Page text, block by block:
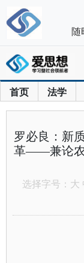
首页 法学
罗必良：新
革——兼论农
选择字号： 大
随